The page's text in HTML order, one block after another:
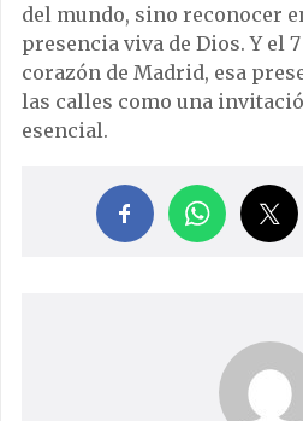
del mundo, sino reconocer
presencia viva de Dios. Y el
corazón de Madrid, esa
las calles como una
esencial.